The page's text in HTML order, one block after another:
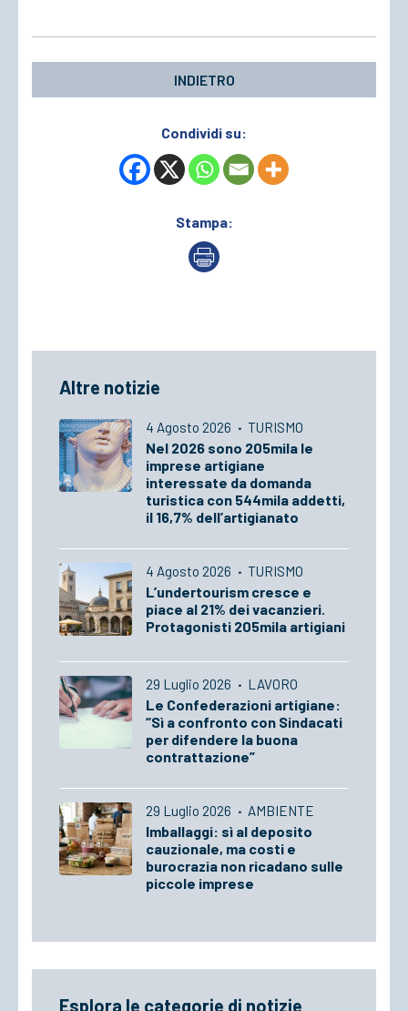
INDIETRO
Condividi su:
Stampa:
Altre notizie
4 Agosto 2026 · TURISMO
Nel 2026 sono 205mila le
imprese artigiane
interessate da domanda
turistica con 544mila addetti,
il 16,7% dell’artigianato
4 Agosto 2026 · TURISMO
L’undertourism cresce e
piace al 21% dei vacanzieri.
Protagonisti 205mila artigiani
29 Luglio 2026 · LAVORO
Le Confederazioni artigiane:
“Sì a confronto con Sindacati
per difendere la buona
contrattazione”
29 Luglio 2026 · AMBIENTE
Imballaggi: sì al deposito
cauzionale, ma costi e
burocrazia non ricadano sulle
piccole imprese
Esplora le categorie di notizie